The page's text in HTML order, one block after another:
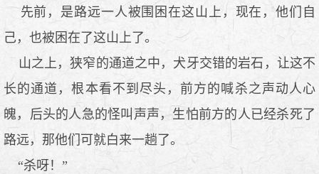
先前，是路远一人被围困在这山上，现在，他们自
己，也被困在了这山上了。
山之上，狭窄的通道之中，犬牙交错的岩石，让这不
长的通道，根本看不到尽头，前方的喊杀之声动人心
魄，后头的人急的怪叫声声，生怕前方的人已经杀死了
路远，那他们可就白来一趟了。
“杀呀！”